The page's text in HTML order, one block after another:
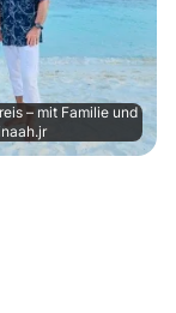
– mit Familie und